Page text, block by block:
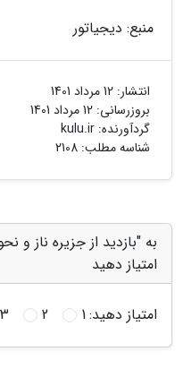
منبع: دیجیاتور
انتشار: 12 مرداد 1401
بروزرسانی: 12 مرداد 1401
گردآورنده: kulu.ir
شناسه مطلب: 2108
به "بازدید از جزیره ناز و
امتیاز دهید
امتیاز دهید:1
2
3